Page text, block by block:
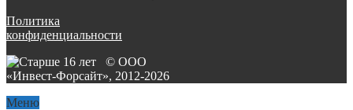
Политика
конфиденциальности
© ООО
«Инвест-Форсайт», 2012-2026
Меню